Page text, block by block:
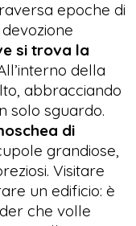
epoche di
si trova la
della
abbracciando
solo sguardo.
di
grandiose,
Visitare
un edificio: è
che volle